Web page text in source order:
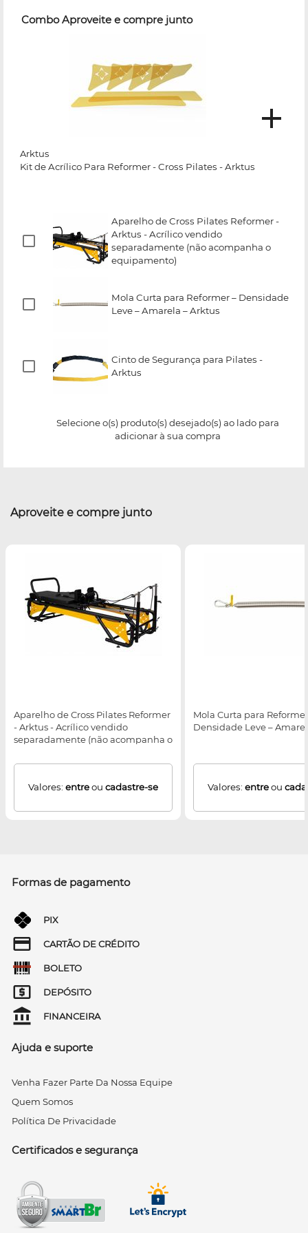
Combo Aproveite e compre junto
Arktus
Kit de Acrílico Para Reformer - Cross Pilates - Arktus
Aparelho de Cross Pilates Reformer -
Arktus - Acrílico vendido
separadamente (não acompanha o
equipamento)
Mola Curta para Reformer – Densidade
Leve – Amarela – Arktus
Cinto de Segurança para Pilates -
Arktus
Selecione o(s) produto(s) desejado(s) ao lado para
adicionar à sua compra
Aproveite e compre junto
Aparelho de Cross Pilates Reformer
- Arktus - Acrílico vendido
separadamente (não acompanha o
Valores: entreou cadastre-se
Mola Curta para
Densidade Leve –
Valores: entreou
Formas de pagamento
PIX
CARTÃO DE CRÉDITO
BOLETO
DEPÓSITO
FINANCEIRA
Ajuda e suporte
Venha Fazer Parte Da Nossa Equipe
Quem Somos
Política De Privacidade
Certificados e segurança